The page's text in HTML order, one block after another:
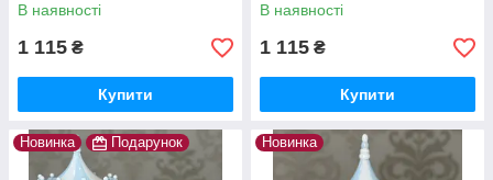
В наявності
1 115 ₴
Купити
В наявності
1 115 ₴
Купити
Новинка Подарунок Новинка